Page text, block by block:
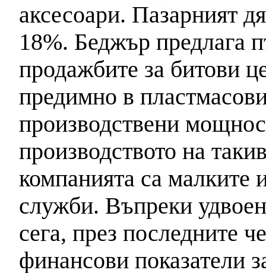
аксесоари. Пазарният
18%. Беджър предлага
продажбите за битови
предимно в
производствени
производството на
компанията са малките
служби. Въпреки
сега, през последните
финансови показатели